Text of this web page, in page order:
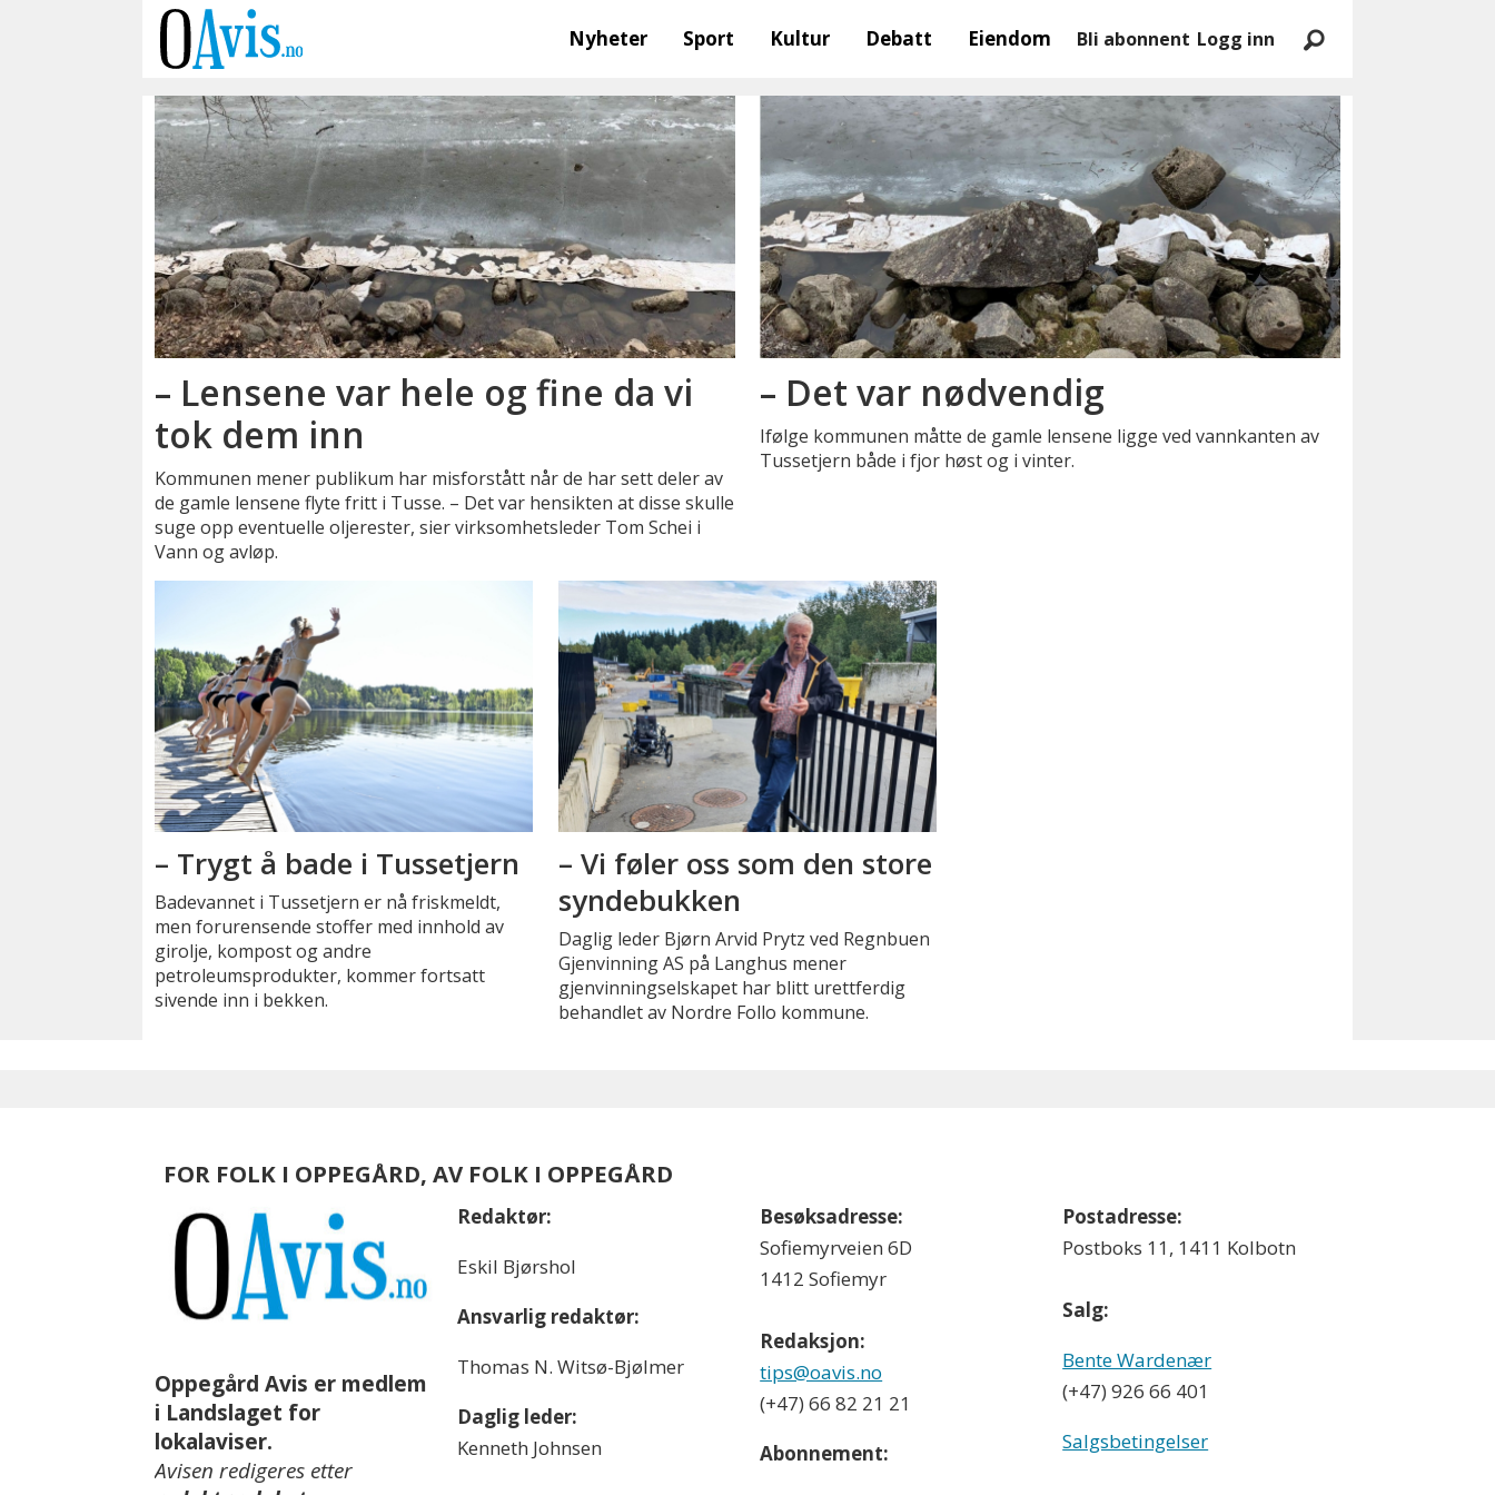
Nyheter Sport Kultur Debatt Eiendom Bli abonnent Logg inn
oljelekkasje
– Lensene var hele og fine da vi
tok dem inn
Kommunen mener publikum har misforstått når de har sett deler av
de gamle lensene flyte fritt i Tusse. – Det var hensikten at disse skulle
suge opp eventuelle oljerester, sier virksomhetsleder Tom Schei i
Vann og avløp.
– Det var nødvendig
Ifølge kommunen måtte de gamle lensene ligge ved vannkanten av
Tussetjern både i fjor høst og i vinter.
– Trygt å bade i Tussetjern
Badevannet i Tussetjern er nå friskmeldt,
men forurensende stoffer med innhold av
girolje, kompost og andre
petroleumsprodukter, kommer fortsatt
sivende inn i bekken.
– Vi føler oss som den store
syndebukken
Daglig leder Bjørn Arvid Prytz ved Regnbuen
Gjenvinning AS på Langhus mener
gjenvinningselskapet har blitt urettferdig
behandlet av Nordre Follo kommune.
FOR FOLK I OPPEGÅRD, AV FOLK I OPPEGÅRD
Oppegård Avis er medlem
i Landslaget for
lokalaviser.
Avisen redigeres etter
Redaktør:
Eskil Bjørshol
Ansvarlig redaktør:
Thomas N. Witsø-Bjølmer
Daglig leder:
Kenneth Johnsen
Besøksadresse:
Sofiemyrveien 6D
1412 Sofiemyr
Redaksjon:
tips@oavis.no
(+47) 66 82 21 21
Abonnement:
Postadresse:
Postboks 11, 1411 Kolbotn
Salg:
Bente Wardenær
(+47) 926 66 401
Salgsbetingelser